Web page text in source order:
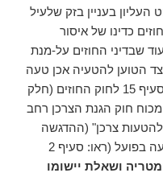
בעניין בזק שלעיל
כדינו של איסור
שבדיני החוזים על-מנת
הטוען להטעיה אכן טעה
ובשל טעותו זו התקשר בחוזה (ראו סעיף 15 לחוק החוזים (חלק
שהאיסור מכוח חוק הגנת הצרכן רחב
צרכן" (ההדגשה
שלי – ט' ש' כ') גם אם הלה לא הוטעה בפועל (ראו: סעיף 2
ושאלת יישומו